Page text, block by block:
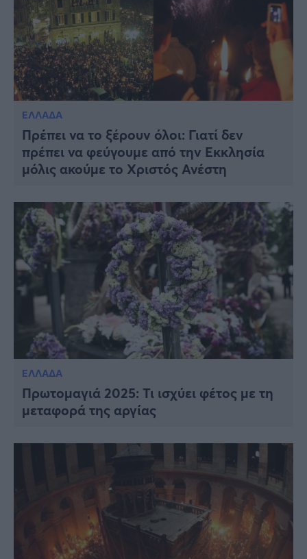
ΕΛΛΑΔΑ
Πρέπει να το ξέρουν όλοι: Γιατί δεν
πρέπει να φεύγουμε από την Εκκλησία
μόλις ακούμε το Χριστός Ανέστη
ΕΛΛΑΔΑ
Πρωτομαγιά 2025: Τι ισχύει φέτος με τη
μεταφορά της αργίας